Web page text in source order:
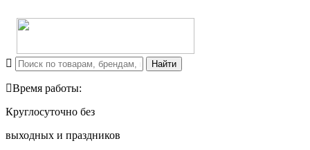
Время работы:
Круглосуточно без
выходных и праздников